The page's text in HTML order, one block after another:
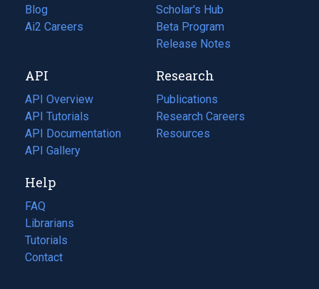
Blog
(opens
in
tab)
Ai2 Careers
(opens
new
tab)
Scholar's Hub
Beta Program
Release Notes
API
API Overview
API Tutorials
API Documentation
(opens
in
new
tab)
API Gallery
Research
Publications
(opens
in
a
Research Careers
(opens
in
Resources
(opens
Help
FAQ
Librarians
Tutorials
Contact